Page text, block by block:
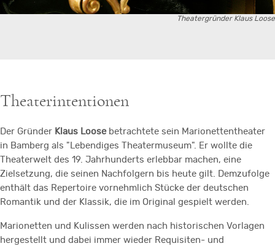
Theatergründer Klaus Loose
Theaterintentionen
Der Gründer Klaus Loosebetrachtete sein Marionettentheater
in Bamberg als "Lebendiges Theatermuseum". Er wollte die
Theaterwelt des 19. Jahrhunderts erlebbar machen, eine
Zielsetzung, die seinen Nachfolgern bis heute gilt. Demzufolge
enthält das Repertoire vornehmlich Stücke der deutschen
Romantik und der Klassik, die im Original gespielt werden.
Marionetten und Kulissen werden nach historischen Vorlagen
hergestellt und dabei immer wieder Requisiten- und